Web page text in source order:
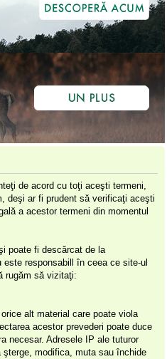
de acord cu toţi aceşti termeni,
deşi ar fi prudent să verificaţi aceşti
a acestor termeni din momentul
poate fi descărcat de la
responsabill în ceea ce site-ul
rugăm să vizitaţi:
alt material care poate viola
acestor prevederi poate duce
necesar. Adresele IP ale tuturor
şterge, modifica, muta sau închide